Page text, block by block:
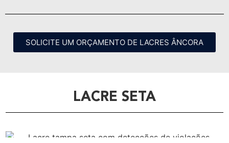
SOLICITE UM ORÇAMENTO DE LACRES ÂNCORA
LACRE SETA